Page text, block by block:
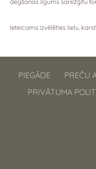
Ieteicams izvēlēties lielu,
PIEGĀDE PREČU
PRIVĀTUMA